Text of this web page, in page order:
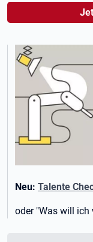
Neu: Talente
oder "Was will ich